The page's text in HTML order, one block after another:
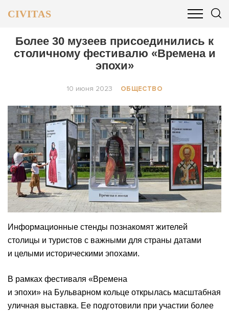
CIVITAS
ОБЩЕСТВО БИЗНЕС И ФИНАНСЫ
Более 30 музеев присоединились к
столичному фестивалю «Времена и
эпохи»
10 июня 2023 ОБЩЕСТВО
Информационные стенды познакомят жителей
столицы и туристов с важными для страны датами
и целыми историческими эпохами.
В рамках фестиваля «Времена
и эпохи» на Бульварном кольце открылась масштабная
уличная выставка. Ее подготовили при участии более